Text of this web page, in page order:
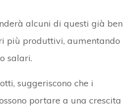
alcuni di questi già ben
più produttivi, aumentando
salari.
suggeriscono che i
portare a una crescita